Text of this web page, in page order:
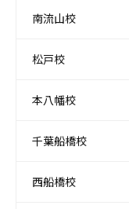
南流山校
松戸校
本八幡校
千葉船橋校
西船橋校